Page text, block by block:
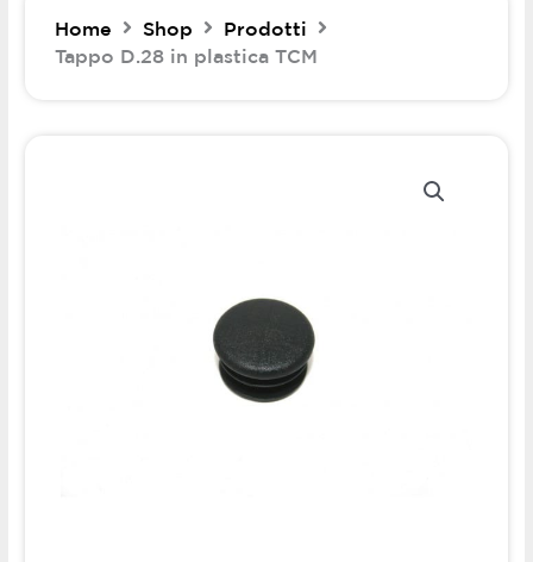
Home Shop
Prodotti
Tappo D.28 in plastica TCM